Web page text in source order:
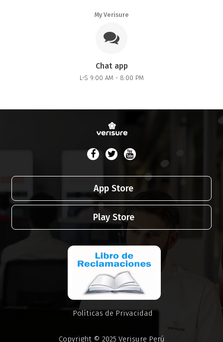
My Verisure
Chat app
L-S 9:00 AM - 8:00 PM
App Store
Play Store
Políticas de Privacidad
Copyright © 2025 Verisure Perú